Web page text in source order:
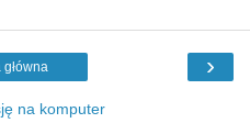
›
na komputer